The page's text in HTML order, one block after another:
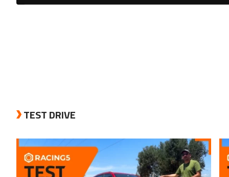
TEST DRIVE